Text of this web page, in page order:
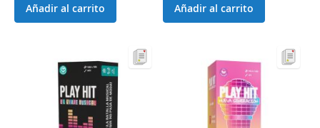
Añadir al carrito Añadir al carrito